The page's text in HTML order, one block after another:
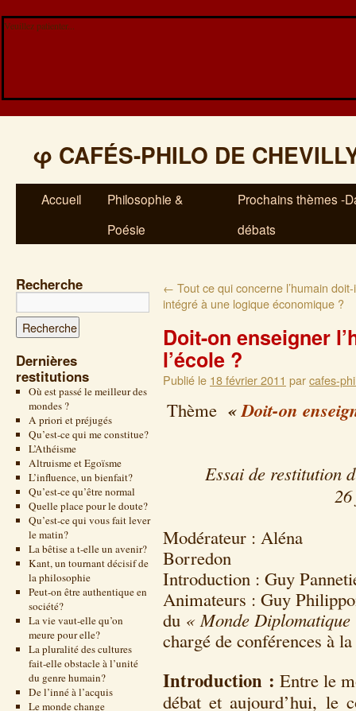
Veuillez patienter...
φ CAFÉS-PHILO DE
Accueil
Philosophie &
Poésie
Prochains thèmes -
débats
Recherche
Dernières
restitutions
Où est passé le meilleur des
mondes ?
A priori et préjugés
Qu’est-ce qui me constitue?
L’Athéisme
Altruisme et Egoïsme
L’influence, un bienfait?
Qu’est-ce qu’être normal
Quelle place pour le doute?
Qu’est-ce qui vous fait lever
le matin?
La bêtise a t-elle un avenir?
Kant, un tournant décisif de
la philosophie
Peut-on être authentique en
société?
La vie vaut-elle qu’on
meure pour elle?
La pluralité des cultures
fait-elle obstacle à l’unité
du genre humain?
De l’inné à l’acquis
Le monde change
← Tout ce qui concerne l’humain
intégré à une logique économique ?
Doit-on enseigner
l’école ?
Publié le 18 février 2011 parcafes-
Thème «Doit-on
Essai de restitution
Modérateur : Aléna
Introduction : Guy
Animateurs : Guy
du « Monde
chargé de conférences à
Introduction : Entre le
débat et aujourd’hui, le